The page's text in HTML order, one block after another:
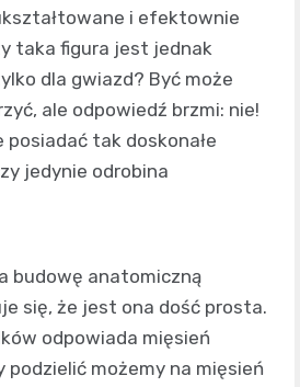
i efektownie
taka figura jest jednak
dla gwiazd? Być może
ale odpowiedź brzmi: nie!
posiadać tak doskonałe
jedynie odrobina
budowę anatomiczną
się, że jest ona dość prosta.
odpowiada mięsień
podzielić możemy na mięsień